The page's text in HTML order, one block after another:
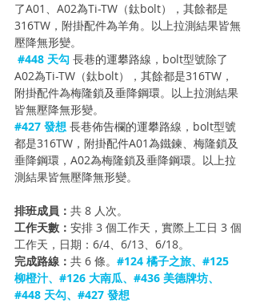
了A01、A02為Ti-TW（鈦bolt），其餘都是
316TW，附掛配件為羊角。以上拉測結果皆無
壓降無形變。
#448 天勾 長巷的運攀路線，bolt型號除了
A02為Ti-TW（鈦bolt），其餘都是316TW，
附掛配件為梅隆鎖及垂降鋼環。以上拉測結果
皆無壓降無形變。
#427 發想 長巷佈告欄的運攀路線，bolt型號
都是316TW，附掛配件A01為鐵鍊、梅隆鎖及
垂降鋼環，A02為梅隆鎖及垂降鋼環。以上拉
測結果皆無壓降無形變。
排班成員： 共 8 人次。
工作天數： 安排 3 個工作天，實際上工日 3 個
工作天，日期：6/4、6/13、6/18。
完成路線： 共 6 條。 #124 橘子之旅、#125
柳橙汁、#126 大南瓜、#436 美德牌坊、
#448 天勾、#427 發想